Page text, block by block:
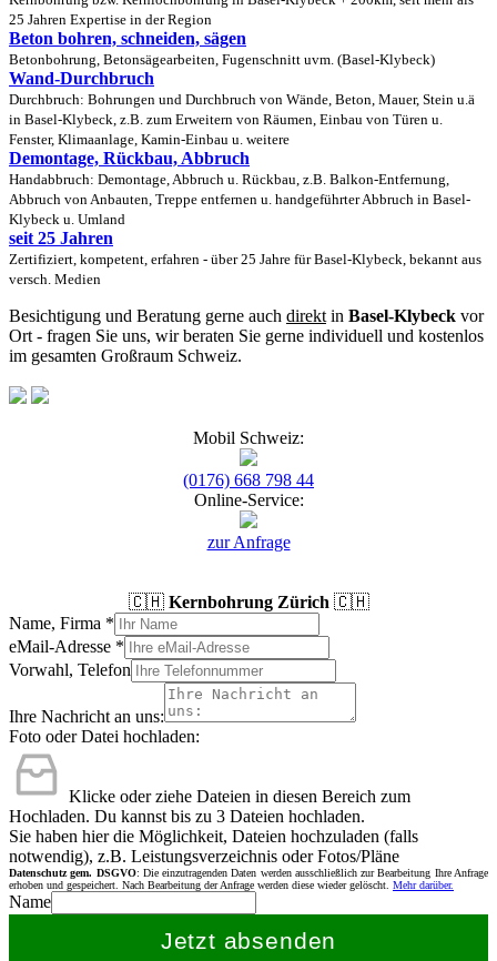
25 Jahren Expertise in der Region
Beton bohren, schneiden, sägen
Betonbohrung, Betonsägearbeiten, Fugenschnitt uvm. (Basel-Klybeck)
Wand-Durchbruch
Durchbruch: Bohrungen und Durchbruch von Wände, Beton, Mauer, Stein u.ä
in Basel-Klybeck, z.B. zum Erweitern von Räumen, Einbau von Türen u.
Fenster, Klimaanlage, Kamin-Einbau u. weitere
Demontage, Rückbau, Abbruch
Handabbruch: Demontage, Abbruch u. Rückbau, z.B. Balkon-Entfernung,
Abbruch von Anbauten, Treppe entfernen u. handgeführter Abbruch in Basel-
Klybeck u. Umland
seit 25 Jahren
Zertifiziert, kompetent, erfahren - über 25 Jahre für Basel-Klybeck, bekannt aus
versch. Medien
Besichtigung und Beratung gerne auch direkt in Basel-Klybeck vor
Ort - fragen Sie uns, wir beraten Sie gerne individuell und kostenlos
im gesamten Großraum Schweiz.
Mobil Schweiz:
(0176) 668 798 44
Online-Service:
zur Anfrage
🇨🇭 Kernbohrung Zürich 🇨🇭
Name, Firma *
eMail-Adresse *
Vorwahl, Telefon
Ihre Nachricht an uns:
Foto oder Datei hochladen:
Klicke oder ziehe Dateien in diesen Bereich zum
Hochladen. Du kannst bis zu 3 Dateien hochladen.
Sie haben hier die Möglichkeit, Dateien hochzuladen (falls
notwendig), z.B. Leistungsverzeichnis oder Fotos/Pläne
Datenschutz gem. DSGVO: Die einzutragenden Daten werden ausschließlich zur Bearbeitung Ihre Anfrage
erhoben und gespeichert. Nach Bearbeitung der Anfrage werden diese wieder gelöscht. Mehr darüber.
Name
Jetzt absenden